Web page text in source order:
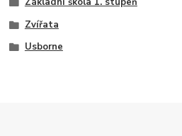
Zvířata
Usborne